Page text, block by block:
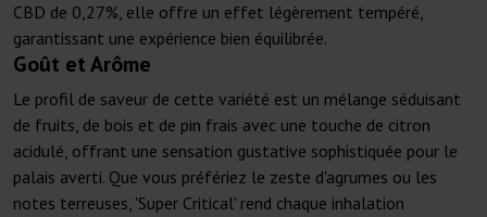
CBD de 0,27%, elle offre un effet légèrement tempéré,
garantissant une expérience bien équilibrée.
Goût et Arôme
Le profil de saveur de cette variété est un mélange séduisant
de fruits, de bois et de pin frais avec une touche de citron
acidulé, offrant une sensation gustative sophistiquée pour le
palais averti. Que vous préfériez le zeste d'agrumes ou les
notes terreuses, 'Super Critical' rend chaque inhalation